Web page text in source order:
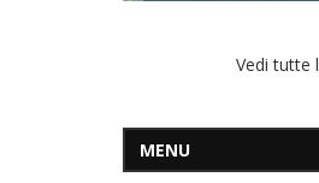
Vedi tutte
MENU